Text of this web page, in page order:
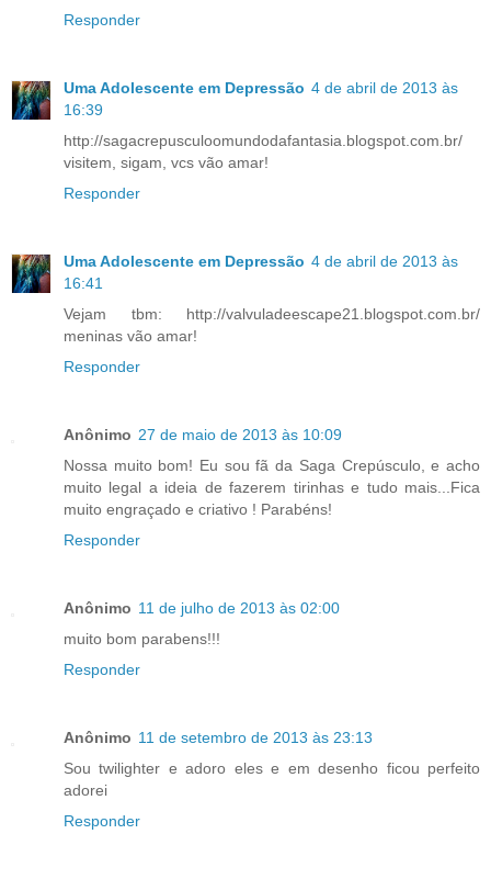
Responder
Uma Adolescente em Depressão 4 de abril de 2013 às
16:39
http://sagacrepusculoomundodafantasia.blogspot.com.br/
visitem, sigam, vcs vão amar!
Responder
Uma Adolescente em Depressão 4 de abril de 2013 às
16:41
Vejam tbm: http://valvuladeescape21.blogspot.com.br/
meninas vão amar!
Responder
Anônimo 27 de maio de 2013 às 10:09
Nossa muito bom! Eu sou fã da Saga Crepúsculo, e acho
muito legal a ideia de fazerem tirinhas e tudo mais...Fica
muito engraçado e criativo ! Parabéns!
Responder
Anônimo 11 de julho de 2013 às 02:00
muito bom parabens!!!
Responder
Anônimo 11 de setembro de 2013 às 23:13
Sou twilighter e adoro eles e em desenho ficou perfeito
adorei
Responder